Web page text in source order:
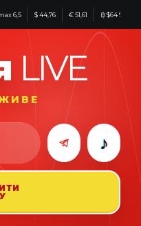
6,5 $ 44,76 € 51,61 ₿ $64 918
LIVE
♪